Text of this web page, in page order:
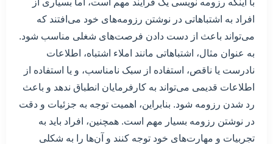
با اینکه رزومه نویسی یک فرایند مهم است، اما بسیاری از
افراد به اشتباهاتی در نوشتن رزومه‌های خود می‌افتند که
می‌تواند باعث از دست دادن فرصت‌های شغلی مناسب شود.
به عنوان مثال، اشتباهاتی مانند املاء اشتباه، اطلاعات
نادرست یا ناقص، استفاده از سبک نامناسب، و یا استفاده از
اطلاعات قدیمی می‌تواند به کارفرمایان انطباق ندهد و باعث
رد شدن رزومه شود. بنابراین، اهمیت توجه به جزئیات و دقت
در نوشتن رزومه بسیار مهم است. همچنین، افراد باید به
تجربیات و مهارت‌های خود توجه کنند و آن‌ها را به شکلی